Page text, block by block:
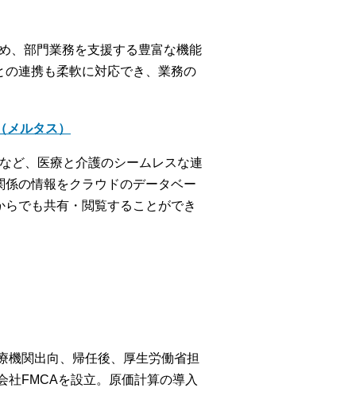
、部門業務を支援する豊富な機能
連携も柔軟に対応でき、業務の
ルタス）
ど、医療と介護のシームレスな連
の情報をクラウドのデータベー
でも共有・閲覧することができ
機関出向、帰任後、厚生労働省担
社FMCAを設立。原価計算の導入